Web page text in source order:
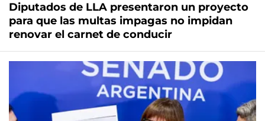
Diputados de LLA presentaron un proyecto
para que las multas impagas no impidan
renovar el carnet de conducir